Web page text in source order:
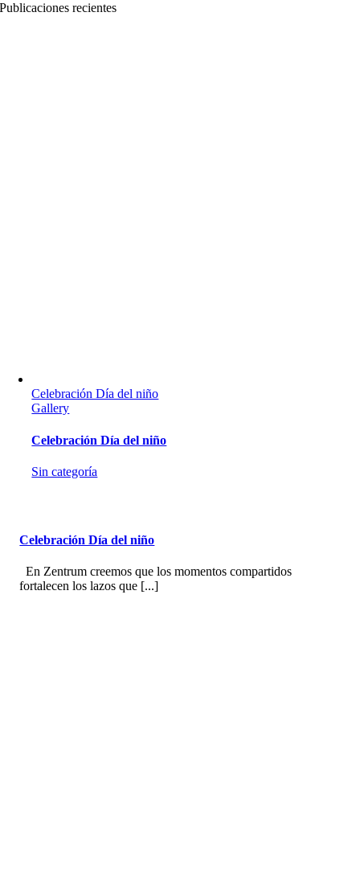
Publicaciones recientes
Celebración Día del niño
Gallery
Celebración Día del niño
Sin categoría
Celebración Día del niño
En Zentrum creemos que los momentos compartidos
fortalecen los lazos que [...]